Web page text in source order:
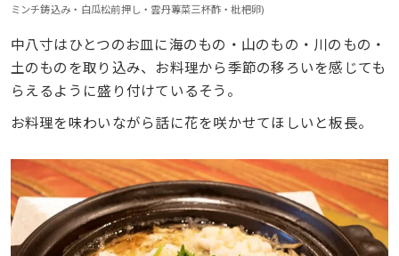
ミンチ鋳込み・白瓜松前押し・雲丹蓴菜三杯酢・枇杷卵)
中八寸はひとつのお皿に海のもの・山のもの・川のもの・
土のものを取り込み、お料理から季節の移ろいを感じても
らえるように盛り付けているそう。
お料理を味わいながら話に花を咲かせてほしいと板長。